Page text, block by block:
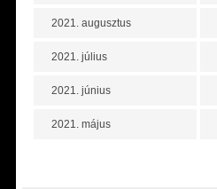
2021. augusztus
2021. július
2021. június
2021. május